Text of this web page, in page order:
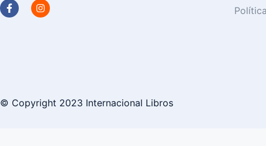
© Copyright 2023 Internacional Libros